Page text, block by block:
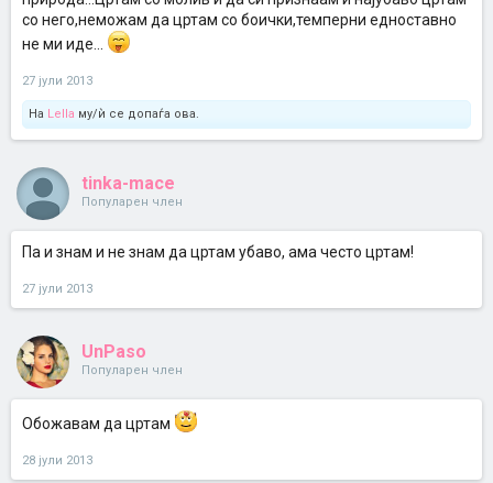
со него,неможам да цртам со боички,темперни едноставно
не ми иде...
27 јули 2013
На Lella му/ѝ се допаѓа ова.
tinka-mace
Популарен член
Па и знам и не знам да цртам убаво, ама често цртам!
27 јули 2013
UnPaso
Популарен член
Обожавам да цртам
28 јули 2013